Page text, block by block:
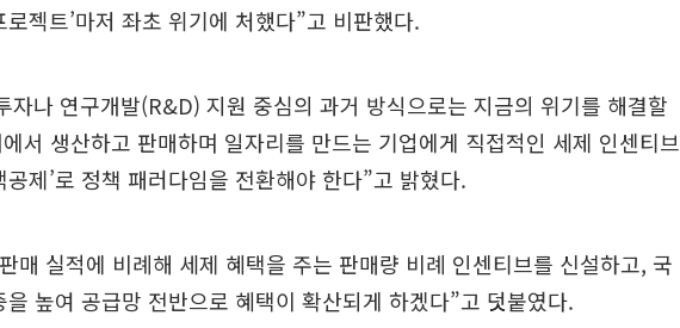
로젝트’마저 좌초 위기에 처했다”고 비판했다.
자나 연구개발(R&D) 지원 중심의 과거 방식으로는 지금의 위기를 해결할
서 생산하고 판매하며 일자리를 만드는 기업에게 직접적인 세제 인센티브
공제’로 정책 패러다임을 전환해야 한다”고 밝혔다.
매 실적에 비례해 세제 혜택을 주는 판매량 비례 인센티브를 신설하고, 국
높여 공급망 전반으로 혜택이 확산되게 하겠다”고 덧붙였다.